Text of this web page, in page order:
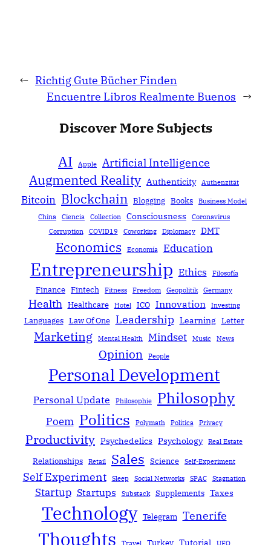
← Richtig Gute Bücher Finden
Encuentre Libros Realmente Buenos →
Discover More Subjects
AI Apple Artificial Intelligence
Augmented Reality Authenticity Authenzität
Bitcoin Blockchain Blogging Books
Business Model
China
Ciencia Collection Consciousness
Coronavirus
Corruption
COVID19 Coworking Diplomacy DMT
Economics Economía Education
Entrepreneurship Ethics Filosofía
Finance Fintech Fitness Freedom Geopolitik Germany
Health Healthcare Hotel ICO Innovation Investing
Languages Law Of One Leadership Learning Letter
Marketing Mental Health Mindset Music News
Opinion People
Personal Development
Personal Update Philosophie Philosophy
Poem Politics Polymath Política Privacy
Productivity Psychedelics Psychology Real Estate
Relationships Retail Sales Science Self-Experiment
Self Experiment Sleep Social Networks SPAC Stagnation
Startup Startups Substack Supplements Taxes
Technology Telegram Tenerife
Thoughts Travel Turkey Tutorial UFO